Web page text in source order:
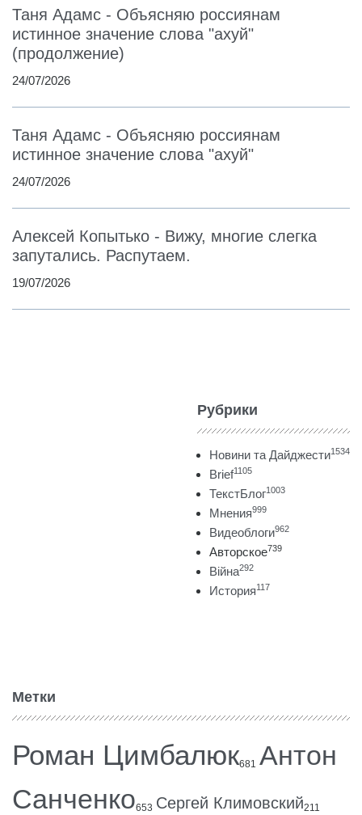
Таня Адамс - Объясняю россиянам
истинное значение слова "ахуй"
(продолжение)
24/07/2026
Таня Адамс - Объясняю россиянам
истинное значение слова "ахуй"
24/07/2026
Алексей Копытько - Вижу, многие слегка
запутались. Распутаем.
19/07/2026
Рубрики
Новини та Дайджести1534
Brief1105
ТекстБлог1003
Мнения999
Видеоблоги962
Авторское739
Війна292
История117
Метки
Роман Цимбалюк681 Антон
Санченко653 Сергей Климовский211